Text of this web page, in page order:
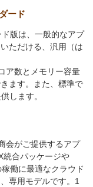
ード
版は、一般的なアプ
ただける、汎用（は
ア数とメモリー容量
ます。また、標準で
します。
会がご提供するアプ
統合パッケージや
働に最適なクラウド
専用モデルです。1